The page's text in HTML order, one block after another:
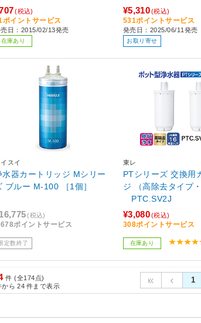
(税込)
ポイントサービス
日：2015/02/13発売
在庫あり
¥5,310(税込)
531ポイントサービス
発売日：2025/06/11発売
お取り寄せ
イスイ
水器カートリッジ Mシリー
ブルー M-100 ［1個］
(税込)
ポイントサービス
定数終了
東レ
PTシリーズ 交換用
ジ （高除去タイプ・
PTC.SV2J
¥3,080(税込)
308ポイントサービス
在庫あり
件 (全174点)
から 24 件まで表示
1